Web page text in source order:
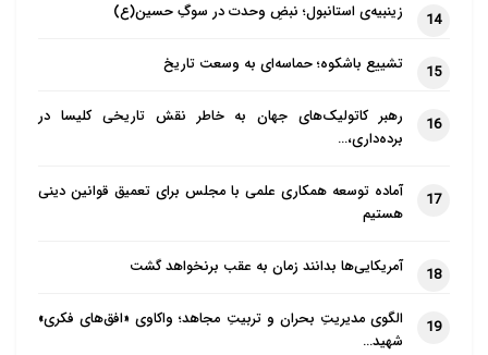
14 زینبیه‌ی استانبول؛ نبضِ وحدت در سوگِ حسین(ع)
15 تشییع باشکوه؛ حماسه‌ای به وسعت تاریخ
16
رهبر کاتولیک‌های جهان به خاطر نقش تاریخی کلیسا در
برده‌داری،…
17
آماده توسعه همکاری علمی با مجلس برای تعمیق قوانین دینی
هستیم
18 آمریکایی‌ها بدانند زمان به عقب برنخواهد گشت
19
الگوی مدیریتِ بحران و تربیتِ مجاهد؛ واکاوی «افق‌های فکری»
شهید…